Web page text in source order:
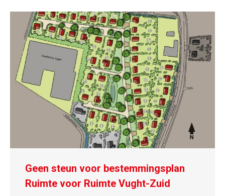
Geen steun voor bestemmingsplan
Ruimte voor Ruimte Vught-Zuid